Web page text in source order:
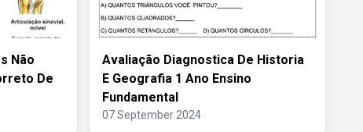
Não
De
Avaliação Diagnostica De Historia
E Geografia 1 Ano Ensino
Fundamental
07 September 2024